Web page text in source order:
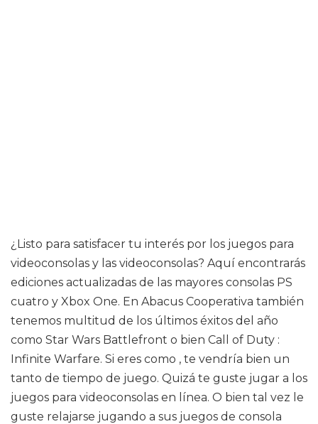
¿Listo para satisfacer tu interés por los juegos para
videoconsolas y las videoconsolas? Aquí encontrarás
ediciones actualizadas de las mayores consolas PS
cuatro y Xbox One. En Abacus Cooperativa también
tenemos multitud de los últimos éxitos del año
como Star Wars Battlefront o bien Call of Duty :
Infinite Warfare. Si eres como , te vendría bien un
tanto de tiempo de juego. Quizá te guste jugar a los
juegos para videoconsolas en línea. O bien tal vez le
guste relajarse jugando a sus juegos de consola